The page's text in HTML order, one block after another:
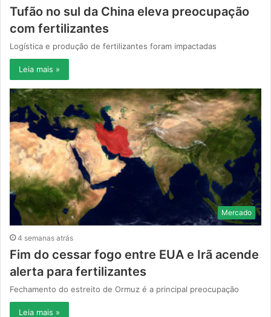
Tufão no sul da China eleva preocupação
com fertilizantes
Logística e produção de fertilizantes foram impactadas
Leia mais »
Mercado
4 semanas atrás
Fim do cessar fogo entre EUA e Irã acende
alerta para fertilizantes
Fechamento do estreito de Ormuz é a principal preocupação
Leia mais »